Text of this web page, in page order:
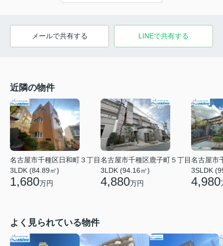
メールで共有する LINEで共有する
近隣の物件
名古屋市千種区日和町３丁目
3LDK (84.89㎡)
1,680万円
名古屋市千種区鹿子町５丁目
3LDK (94.16㎡)
4,880万円
名古屋市
3SLDK
4,980
よく見られている物件